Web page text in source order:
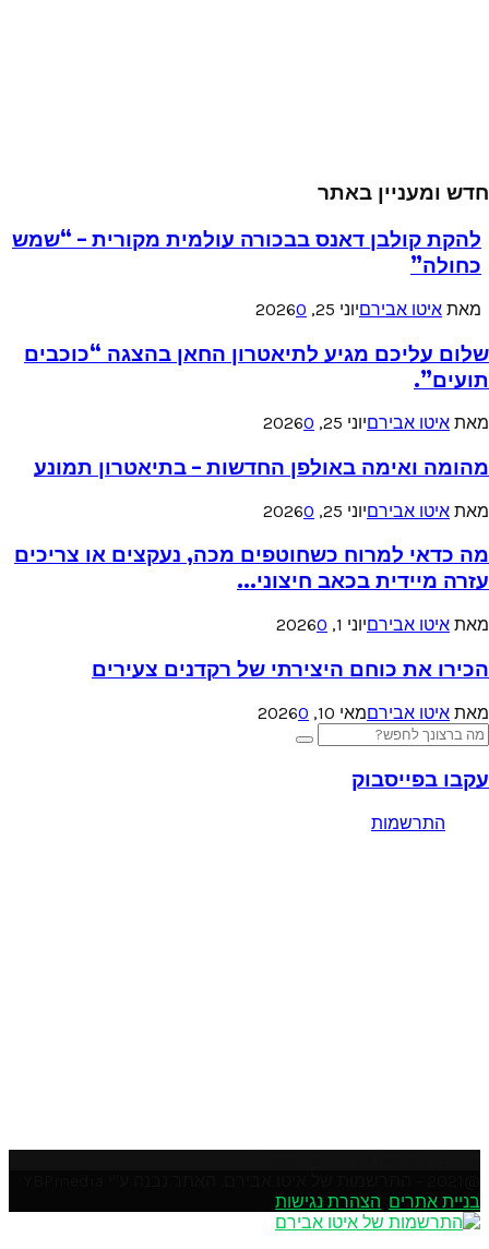
חדש ומעניין באתר
להקת קולבן דאנס בבכורה עולמית מקורית – “שמש
כחולה”
מאת איטו אבירםיוני 25, 2026 0
שלום עליכם מגיע לתיאטרון החאן בהצגה “כוכבים
תועים”.
מאת איטו אבירםיוני 25, 2026 0
מהומה ואימה באולפן החדשות – בתיאטרון תמונע
מאת איטו אבירםיוני 25, 2026 0
מה כדאי למרוח כשחוטפים מכה, נעקצים או צריכים
עזרה מיידית בכאב חיצוני...
מאת איטו אבירםיוני 1, 2026 0
הכירו את כוחם היצירתי של רקדנים צעירים
מאת איטו אבירםמאי 10, 2026
0
Search
for:
Search
עקבו בפייסבוק
התרשמות
בניית אתרים הצהרת נגישות